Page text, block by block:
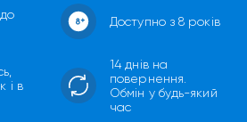
Доступно з 8 років
і в
14 днів на
повернення.
Обмін у будь-який
час